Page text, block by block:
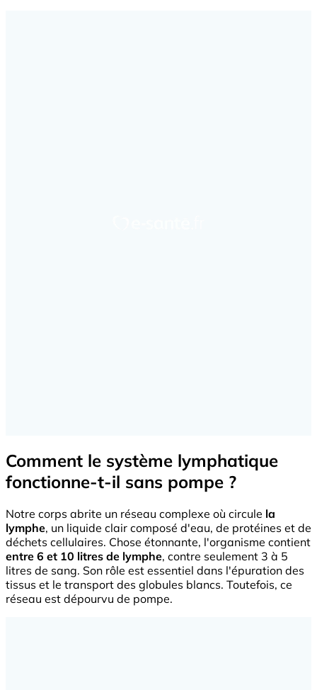
Comment le système lymphatique
fonctionne-t-il sans pompe ?
Notre corps abrite un réseau complexe où circule la
lymphe, un liquide clair composé d'eau, de protéines et de
déchets cellulaires. Chose étonnante, l'organisme contient
entre 6 et 10 litres de lymphe, contre seulement 3 à 5
litres de sang. Son rôle est essentiel dans l'épuration des
tissus et le transport des globules blancs. Toutefois, ce
réseau est dépourvu de pompe.